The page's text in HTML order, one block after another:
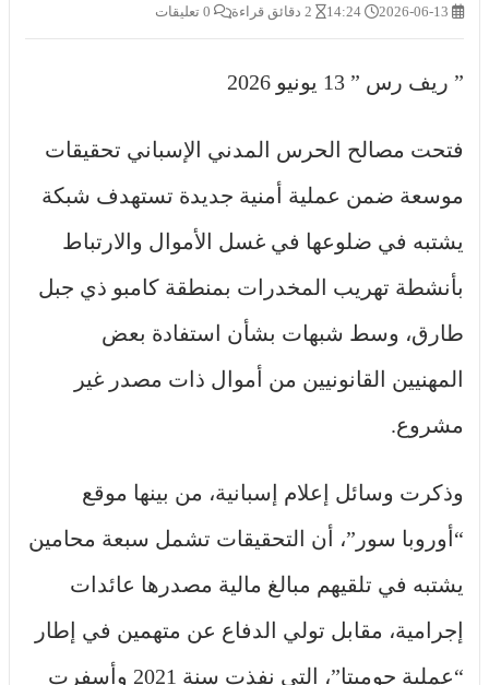
” ريف رس ” 13 يونيو 2026
فتحت مصالح الحرس المدني الإسباني تحقيقات
موسعة ضمن عملية أمنية جديدة تستهدف شبكة
يشتبه في ضلوعها في غسل الأموال والارتباط
بأنشطة تهريب المخدرات بمنطقة كامبو ذي جبل
طارق، وسط شبهات بشأن استفادة بعض
المهنيين القانونيين من أموال ذات مصدر غير
مشروع.
وذكرت وسائل إعلام إسبانية، من بينها موقع
“أوروبا سور”، أن التحقيقات تشمل سبعة محامين
يشتبه في تلقيهم مبالغ مالية مصدرها عائدات
إجرامية، مقابل تولي الدفاع عن متهمين في إطار
“عملية جوميتا”، التي نفذت سنة 2021 وأسفرت